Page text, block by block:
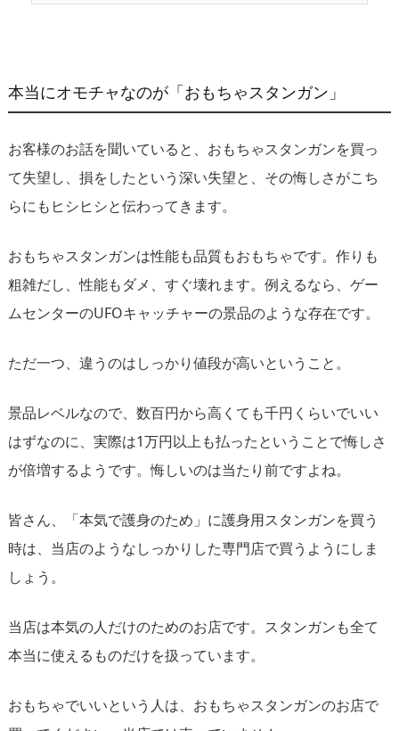
本当にオモチャなのが「おもちゃスタンガン」
お客様のお話を聞いていると、おもちゃスタンガンを買っ
て失望し、損をしたという深い失望と、その悔しさがこち
らにもヒシヒシと伝わってきます。
おもちゃスタンガンは性能も品質もおもちゃです。作りも
粗雑だし、性能もダメ、すぐ壊れます。例えるなら、ゲー
ムセンターのUFOキャッチャーの景品のような存在です。
ただ一つ、違うのはしっかり値段が高いということ。
景品レベルなので、数百円から高くても千円くらいでいい
はずなのに、実際は1万円以上も払ったということで悔しさ
が倍増するようです。悔しいのは当たり前ですよね。
皆さん、「本気で護身のため」に護身用スタンガンを買う
時は、当店のようなしっかりした専門店で買うようにしま
しょう。
当店は本気の人だけのためのお店です。スタンガンも全て
本当に使えるものだけを扱っています。
おもちゃでいいという人は、おもちゃスタンガンのお店で